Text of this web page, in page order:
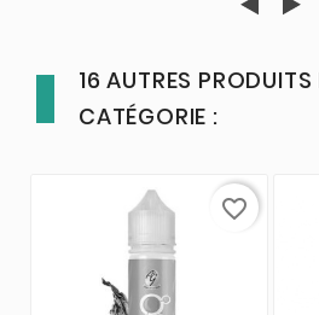
16 AUTRES
CATÉGORIE :
favorite_border